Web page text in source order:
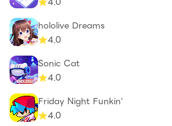
hololive Dreams
4.0
Sonic Cat
4.0
Friday Night Funkin'
4.0